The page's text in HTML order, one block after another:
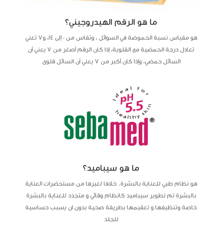
ما هو الرقم الهيدروجيني؟
هو مقياس نسبة الحموضة في السوائل ، وتقاس من 0 إلى 14، و7 تعني
تعادل درجة الحمضية مع القلوية، إذا كان الرقم أصغر من 7 يعني أن
السائل حمضي، وإذا كان أكبر من 7 يعني أن السائل قلوى
ما هو سيباميد؟
هو نظام طبي للعناية بالبشرة. خلافا لغيرها من مستحضرات العناية
بالبشرة تم تطوير سيباميد كانظام وقائي و متجدد للعناية بالبشرة
خاصة وتنظيفها و تعقيمها بطريقة صحية بدون ان يسبب حساسية
للجلد